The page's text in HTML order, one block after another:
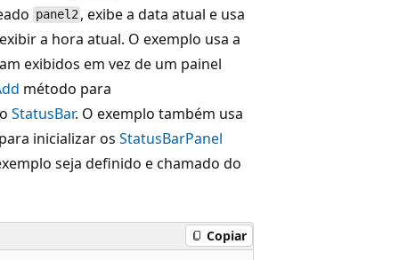
panel2 , exibe a data atual e usa
a hora atual. O exemplo usa a
exibidos em vez de um painel
método para
StatusBar. O exemplo também usa
inicializar os StatusBarPanel
seja definido e chamado do
Copiar